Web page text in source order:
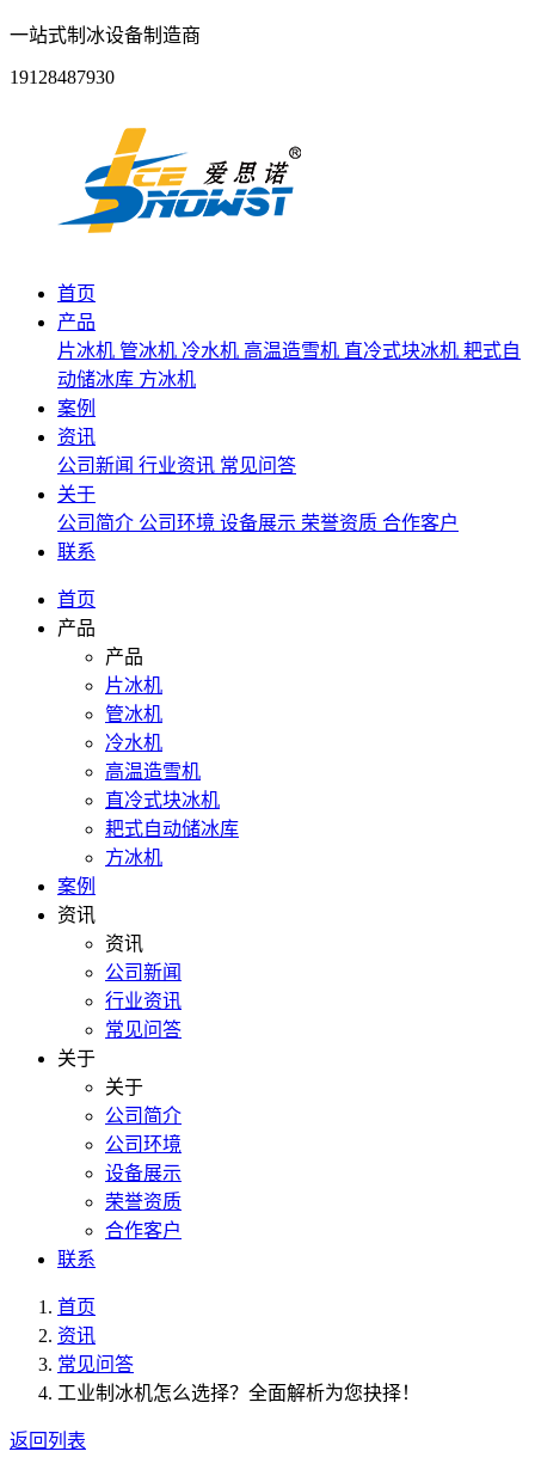
一站式制冰设备制造商
19128487930
首页
产品
片冰机 管冰机 冷水机 高温造雪机 直冷式块冰机 耙式自
动储冰库 方冰机
案例
资讯
公司新闻 行业资讯 常见问答
关于
公司简介 公司环境 设备展示 荣誉资质 合作客户
联系
首页
产品
产品
片冰机
管冰机
冷水机
高温造雪机
直冷式块冰机
耙式自动储冰库
方冰机
案例
资讯
资讯
公司新闻
行业资讯
常见问答
关于
关于
公司简介
公司环境
设备展示
荣誉资质
合作客户
联系
首页
资讯
常见问答
工业制冰机怎么选择？全面解析为您抉择！
返回列表